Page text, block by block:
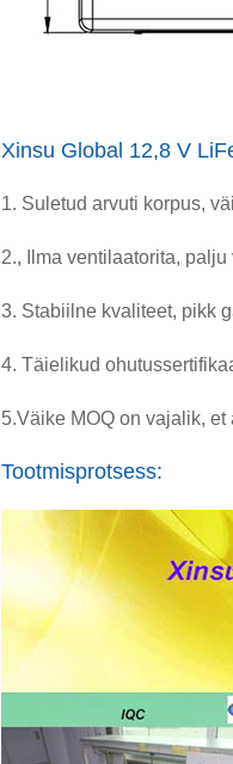
Xinsu Global 12,8 V
1. Suletud arvuti korpus,
2., Ilma ventilaatorita, palju
3. Stabiilne kvaliteet, pikk
4. Täielikud
5.Väike MOQ on vajalik,
Tootmisprotsess: